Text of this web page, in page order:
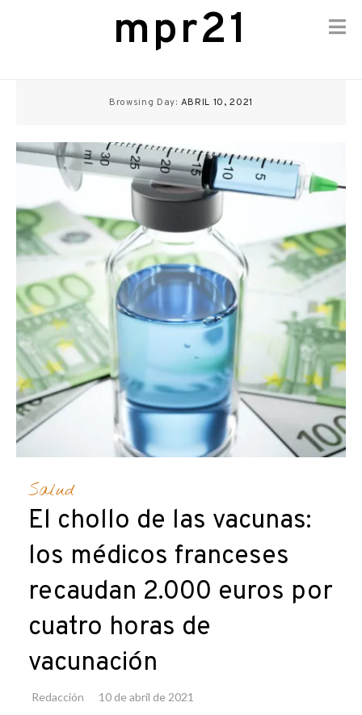
mpr21
Browsing Day: ABRIL 10, 2021
Salud
El chollo de las vacunas:
los médicos franceses
recaudan 2.000 euros por
cuatro horas de
vacunación
Redacción 10 de abril de 2021